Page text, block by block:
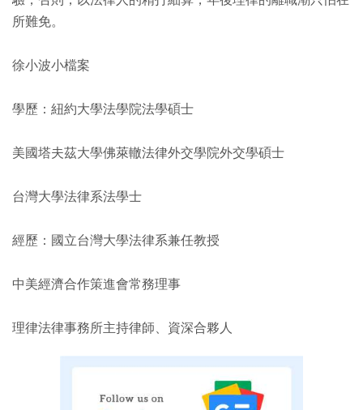
所難免。
徐小波小檔案
學歷：紐約大學法學院法學碩士
美國塔夫茲大學佛萊轍法律外交學院外交學碩士
台灣大學法律系法學士
經歷：國立台灣大學法律系兼任教授
中美經濟合作策進會常務理事
理律法律事務所主持律師、資深合夥人